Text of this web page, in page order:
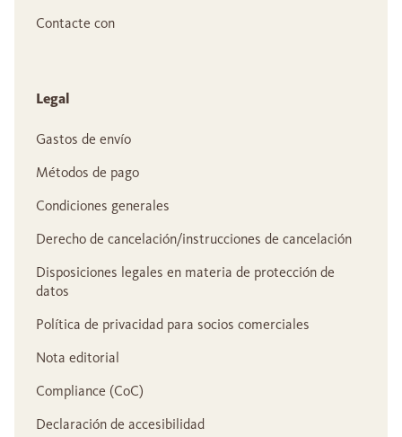
Contacte con
Legal
Gastos de envío
Métodos de pago
Condiciones generales
Derecho de cancelación/instrucciones de cancelación
Disposiciones legales en materia de protección de
datos
Política de privacidad para socios comerciales
Nota editorial
Compliance (CoC)
Declaración de accesibilidad